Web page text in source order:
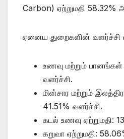
Carbon) ஏற்றுமதி 58.32%
ஏனைய துறைகளின் வளர்ச்சி
உணவு மற்றும் பானங்கள்
வளர்ச்சி.
மின்சார மற்றும்
41.51% வளர்ச்சி.
கடல் உணவு ஏற்றுமதி:
கறுவா ஏற்றுமதி: